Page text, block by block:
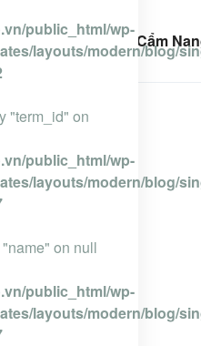
Đà Lạt Cẩm
public_html/wp-
layouts/modern/blog/
"term_id" on
public_html/wp-
layouts/modern/blog/
on null
public_html/wp-
layouts/modern/blog/